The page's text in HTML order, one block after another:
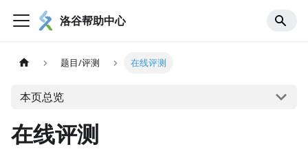
洛谷帮助中心
题目/评测 在线评测
本页总览
在线评测